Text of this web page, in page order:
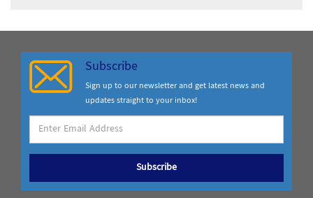
Subscribe
Sign up to our newsletter and get latest news and
updates straight to your inbox!
Subscribe